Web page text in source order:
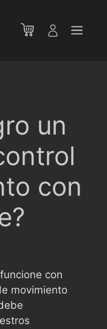
un
con
con
movimiento